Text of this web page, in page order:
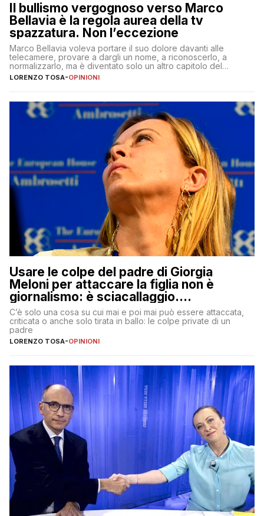
Il bullismo vergognoso verso Marco
Bellavia è la regola aurea della tv
spazzatura. Non l’eccezione
Marco Bellavia voleva portare il suo dolore davanti alle
telecamere, provare a dargli un nome, a riconoscerlo, a
normalizzarlo, ma è diventato solo un altro capitolo del
copione
LORENZO TOSA-OPINIONI
Usare le colpe del padre di Giorgia
Meloni per attaccare la figlia non è
giornalismo: è sciacallaggio.
Dimostriamo di essere diversi
C’è solo una cosa su cui mai e poi mai può essere attaccata,
criticata o anche solo tirata in ballo: le colpe private di un
padre
LORENZO TOSA-OPINIONI